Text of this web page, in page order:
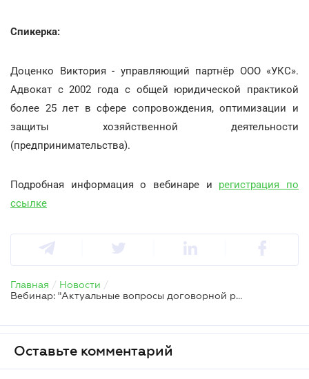
Спикерка:
Доценко Виктория - управляющий партнёр ООО «УКС».
Адвокат с 2002 года с общей юридической практикой
более 25 лет в сфере сопровождения, оптимизации и
защиты хозяйственной деятельности
(предпринимательства).
Подробная информация о вебинаре и регистрация по
ссылке
Главная / Новости /
Вебинар: "Актуальные вопросы договорной работы в 2026 году: риски, проверка контрагентов и судебная практика"
Оставьте комментарий